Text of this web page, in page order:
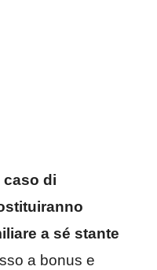
caso di
a sé stante
a bonus e